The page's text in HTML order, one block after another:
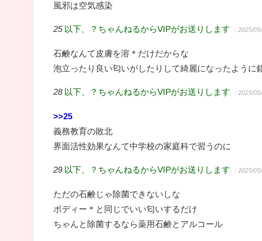
風邪は空気感染
25 以下、？ちゃんねるからVIPがお送りします ：2025/
石鹸なんて皮膚を溶＊だけだからな
泡立ったり良い匂いがしたりして綺麗になったように
28 以下、？ちゃんねるからVIPがお送りします ：2025/
>>25
義務教育の敗北
界面活性効果なんて中学校の家庭科で習うのに
29 以下、？ちゃんねるからVIPがお送りします ：2025/
ただの石鹸じゃ除菌できないしな
ボディー＊と同じでいい匂いするだけ
ちゃんと除菌するなら薬用石鹸とアルコール